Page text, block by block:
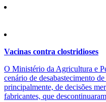
Vacinas contra clostridioses
O Ministério da Agricultura e
cenário de desabastecimento
principalmente, de decisões
fabricantes, que